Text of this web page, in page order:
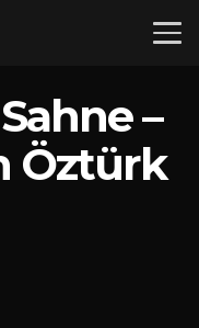
–
Öztürk